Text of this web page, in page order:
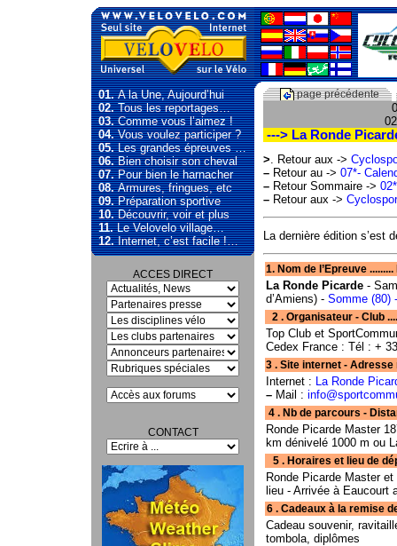
01.A la Une, Aujourd’hui
02.Tous les reportages…
03.Comme vous l’aimez !
04.Vous voulez participer ?
05.Les grandes épreuves …
06.Bien choisir son cheval
07.Pour bien le harnacher
08.Armures, fringues, etc
09.Préparation sportive
10.Découvrir, voir et plus
11.Le Velovelo village…
12.Internet, c’est facile !…
ACCES DIRECT
CONTACT
page précédente
---> La Ronde
>. Retour aux ->
– Retour au -> 07*-
– Retour Sommaire ->
– Retour aux ->
La dernière édition s’est
1. Nom de l’Epreuve
La Ronde Picarde -
d’Amiens) - Somme (80)
2 . Organisateur - Club
Top Club et
Cedex France : Tél : +
3 . Site internet - Adresse
Internet : La Ronde
– Mail :
4 . Nb de parcours -
Ronde Picarde Master
km dénivelé 1000 m ou
5 . Horaires et lieu de
Ronde Picarde Master
lieu - Arrivée à Eaucourt
6 . Cadeaux à la remise
Cadeau souvenir,
tombola, diplômes